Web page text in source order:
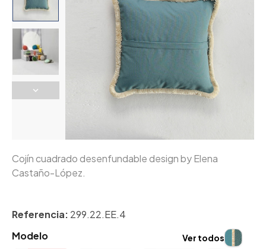
Cojín cuadrado desenfundable design by Elena
Castaño-López.
Referencia: 299.22.EE.4
Modelo
Ver todos